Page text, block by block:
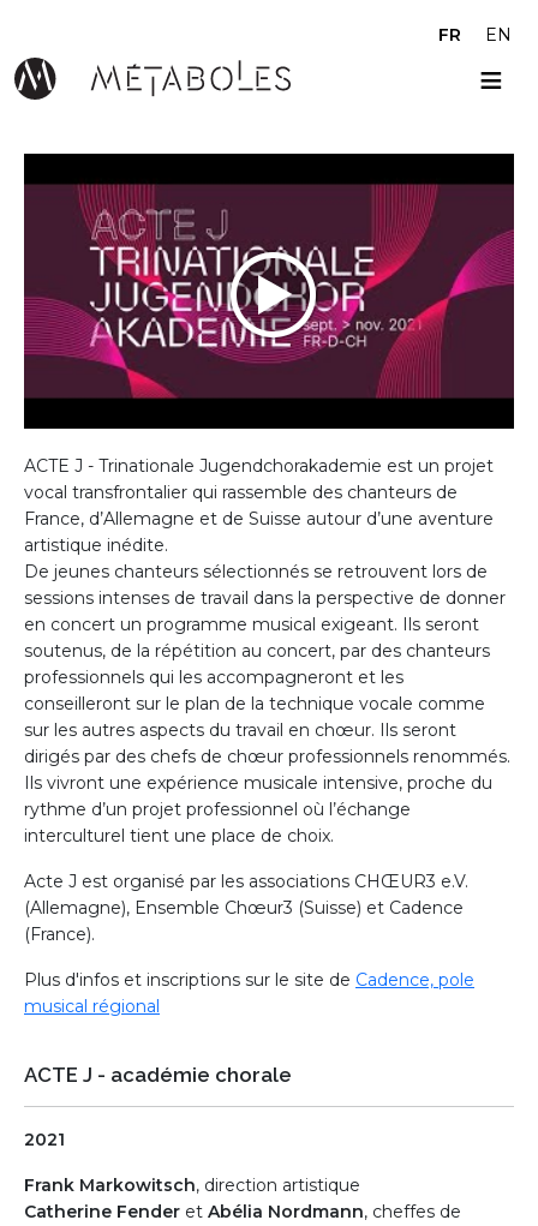
EN
FR
ACTE J - Trinationale Jugendchorakademie est un projet
vocal transfrontalier qui rassemble des chanteurs de
France, d’Allemagne et de Suisse autour d’une aventure
artistique inédite.
De jeunes chanteurs sélectionnés se retrouvent lors de
sessions intenses de travail dans la perspective de donner
en concert un programme musical exigeant. Ils seront
soutenus, de la répétition au concert, par des chanteurs
professionnels qui les accompagneront et les
conseilleront sur le plan de la technique vocale comme
sur les autres aspects du travail en chœur. Ils seront
dirigés par des chefs de chœur professionnels renommés.
Ils vivront une expérience musicale intensive, proche du
rythme d’un projet professionnel où l’échange
interculturel tient une place de choix.
Acte J est organisé par les associations CHŒUR3 e.V.
(Allemagne), Ensemble Chœur3 (Suisse) et Cadence
(France).
Plus d'infos et inscriptions sur le site de Cadence, pole
musical régional
ACTE J - académie chorale
2021
Frank Markowitsch, direction artistique
Catherine Fender et Abélia Nordmann, cheffes de